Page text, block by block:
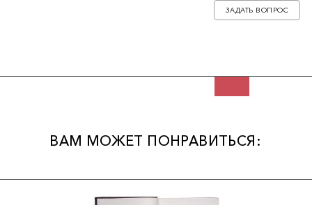
ЗАДАТЬ ВОПРОС
ВАМ МОЖЕТ ПОНРАВИТЬСЯ: